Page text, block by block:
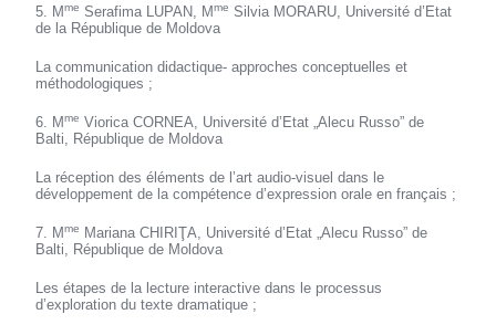
5. Mme Serafima LUPAN, Mme Silvia MORARU, Université d’Etat
de la République de Moldova
La communication didactique- approches conceptuelles et
méthodologiques ;
6. Mme Viorica CORNEA, Université d’Etat „Alecu Russo” de
Balti, République de Moldova
La réception des éléments de l’art audio-visuel dans le
développement de la compétence d’expression orale en français ;
7. Mme
Mariana CHIRIŢA, Université d’Etat „Alecu Russo” de
Balti, République de Moldova
Les étapes de la lecture interactive dans le processus
d’exploration du texte dramatique ;